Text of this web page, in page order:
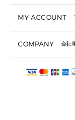
定期ケ
ギフト用にラッ
ショッピングバ
注文後に完了メ
サイズ交換はで
MY ACCOUNT
COMPANY 会社
会社概要